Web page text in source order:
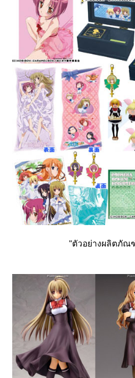
"ตัวอย่างผลิตภัณ